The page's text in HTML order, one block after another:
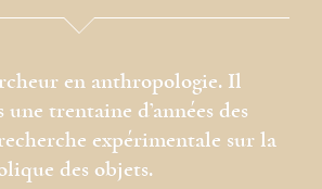
en anthropologie. Il
trentaine d’années des
expérimentale sur la
des objets.